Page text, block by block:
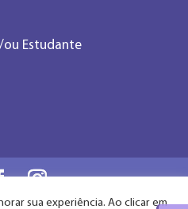
ou Estudante
sua experiência. Ao clicar em